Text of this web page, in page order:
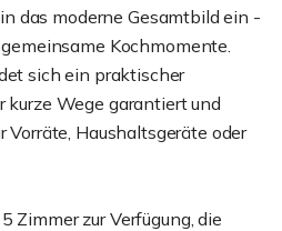
das moderne Gesamtbild ein -
Kochmomente.
sich ein praktischer
kurze Wege garantiert und
Vorräte, Haushaltsgeräte oder
Zimmer zur Verfügung, die